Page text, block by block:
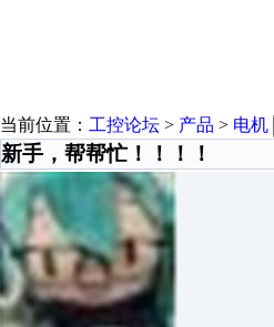
当前位置： 工控论坛 > 产品 > 电机
新手，帮帮忙！！！！